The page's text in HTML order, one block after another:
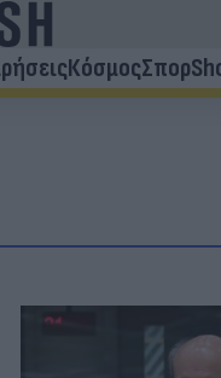
ΚόσμοςΣπορ